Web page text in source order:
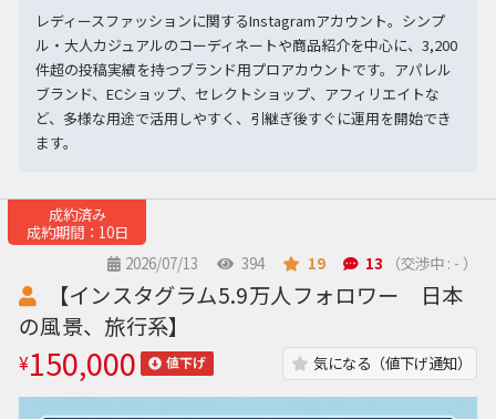
レディースファッションに関するInstagramアカウント。シンプ
ル・大人カジュアルのコーディネートや商品紹介を中心に、3,200
件超の投稿実績を持つブランド用プロアカウントです。アパレル
ブランド、ECショップ、セレクトショップ、アフィリエイトな
ど、多様な用途で活用しやすく、引継ぎ後すぐに運用を開始でき
ます。
成約済み
成約期間：10日
2026/07/13
394 19 13 （交渉中 : - ）
【インスタグラム5.9万人フォロワー 日本
の風景、旅行系】
¥150,000 値下げ 気になる（値下げ通知）